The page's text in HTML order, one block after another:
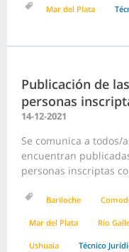
Mar del Plata
Publicación de
personas
14-12-2021
Se comunica a todos/
encuentran
personas inscriptas
Bariloche
Mar del Plata Río
Ushuaia Técnico